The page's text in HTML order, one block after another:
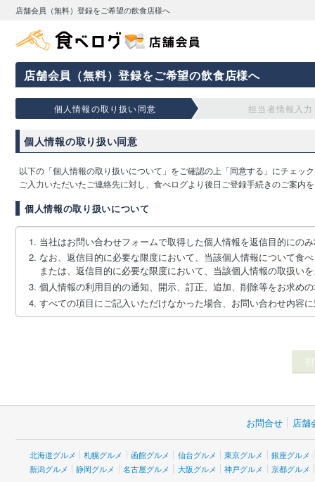
店舗会員（無料）登録をご希望の飲食店様へ
店舗会員（無料）登録をご希望の飲食店様へ
個人情報の取り扱い同意 担当者情報入力
個人情報の取り扱い同意
以下の「個人情報の取り扱いについて」をご確認の上「同意する」にチェッ
ご入力いただいたご連絡先に対し、食べログより後日ご登録手続きのご案内
個人情報の取り扱いについて
当社はお問い合わせフォームで取得した個人情報を返信目的にの
なお、返信目的に必要な限度において、当該個人情報について食
または、返信目的に必要な限度において、当該個人情報の取扱い
個人情報の利用目的の通知、開示、訂正、追加、削除等をお求め
すべての項目にご記入いただけなかった場合、お問い合わせ内容
お問合せ 店舗
北海道グルメ 札幌グルメ 函館グルメ 仙台グルメ 東京グルメ
銀座グルメ
新潟グルメ
静岡グルメ 名古屋グルメ 大阪グルメ 神戸グルメ 京都グルメ